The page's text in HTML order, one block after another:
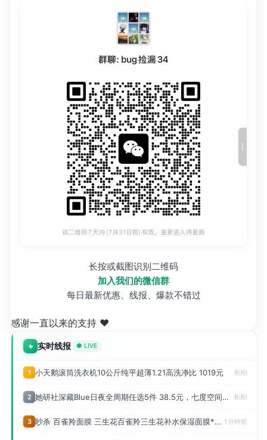
长按或截图识别二维码
加入我们的微信群
每日最新优惠、线报、爆款不错过
感谢一直以来的支持 ❤️
实时线报 ● LIVE
1 小天鹅滚筒洗衣机10公斤纯平超薄1.21高洗净比 1019元 刚刚
2 她研社深藏Blue日夜全周期任选5件 38.5元，七度空间少女纯棉日夜用全周期任选10件 27.6元 刚刚
3 眇杀 百雀羚面膜 三生花百雀羚三生花补水保湿面膜*1片 1分钟前